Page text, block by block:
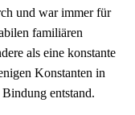
und war immer für
familiären
als eine konstante
Konstanten in
entstand.